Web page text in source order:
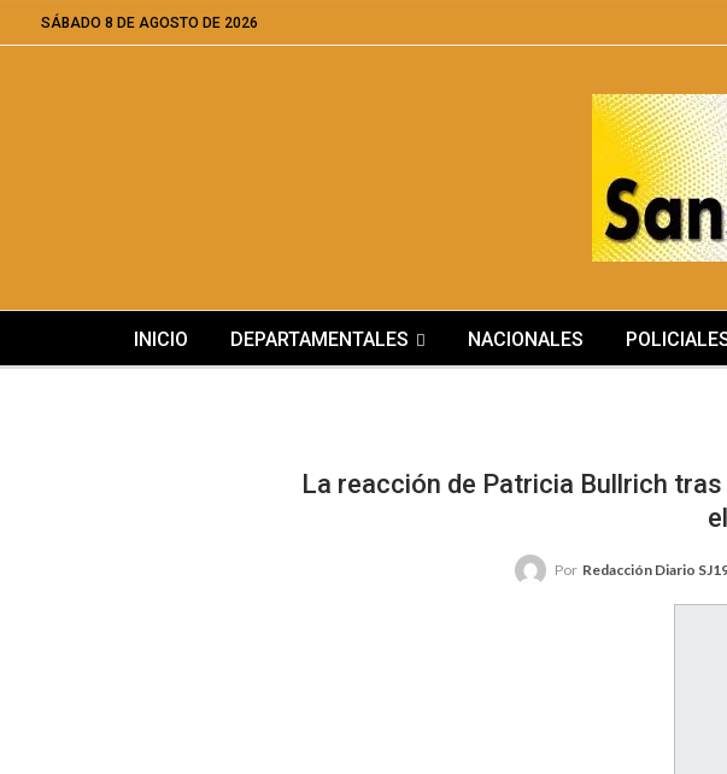
SÁBADO 8 DE AGOSTO DE 2026
INICIO DEPARTAMENTALES NACIONALES
La reacción de Patricia Bullrich
Por Redacción Diario